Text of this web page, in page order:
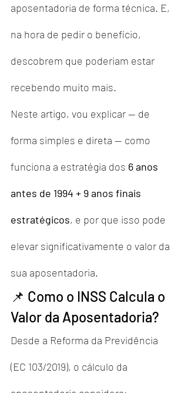
aposentadoria de forma técnica. E,
na hora de pedir o benefício,
descobrem que poderiam estar
recebendo muito mais.
Neste artigo, vou explicar — de
forma simples e direta — como
funciona a estratégia dos 6 anos
antes de 1994 + 9 anos finais
estratégicos, e por que isso pode
elevar significativamente o valor da
sua aposentadoria.
📌 Como o INSS Calcula o
Valor da Aposentadoria?
Desde a Reforma da Previdência
(EC 103/2019), o cálculo da